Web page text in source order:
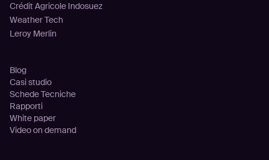
Crédit Agricole Indosuez
Weather Tech
Leroy Merlin
Blog
Casi studio
Schede Tecniche
Rapporti
White paper
Video on demand